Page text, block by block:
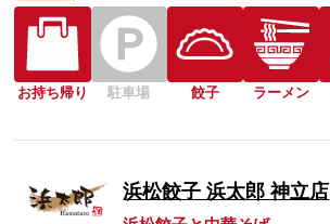
お持ち帰り 駐車場 餃子 ラーメン
浜松餃子 浜太郎 神立店